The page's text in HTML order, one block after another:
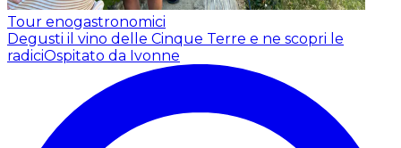
Tour enogastronomici
Degusti il vino delle Cinque Terre e ne scopri le
radiciOspitato da Ivonne